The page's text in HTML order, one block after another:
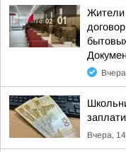
Жители
Вчера,